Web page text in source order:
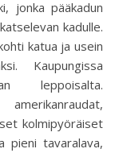
jonka pääkadun
kadulle.
katua ja usein
Kaupungissa
leppoisalta.
kolmipyöräiset
pieni tavaralava,